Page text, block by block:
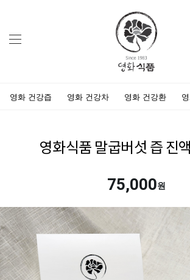
영화 건강즙 영화 건강차 영화 건강환
영화식품 말굽버섯 즙 진
75,000원